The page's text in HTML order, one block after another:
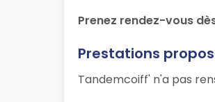
Prenez rendez-vous
Prestations
Tandemcoiff' n'a pas